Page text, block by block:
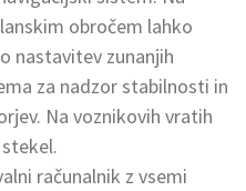
obročem lahko
nastavitev zunanjih
za nadzor stabilnosti in
Na voznikovih vratih
računalnik z vsemi